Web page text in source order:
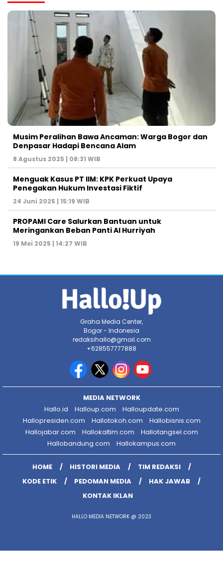
Musim Peralihan Bawa Ancaman: Warga Bogor dan
Denpasar Hadapi Bencana Alam
8 Agustus 2025 | 08:31 WIB
Menguak Kasus PT IIM: KPK Perkuat Upaya
Penegakan Hukum Investasi Fiktif
24 Juni 2025 | 15:19 WIB
PROPAMI Care Salurkan Bantuan untuk
Meringankan Beban Panti Al Hurriyah
19 Mei 2025 | 14:27 WIB
Graha Media Center,
Bogor - Indonesia
redaksihallo@gmail.com
+628557777888
MEDIA NETWORK
Hallo.id
Halloup.com
Halloupdate.com
Hallopresiden.com
Hallotokoh.com
Hallobisnis.com
Hallojabar.com
Hallokaltim.com
Hallotangsel.com
Hallobandung.com
Hallokampus.com
HOME HISTORI MEDIA
TIM REDAKSI
KODE ETIK
PEDOMAN MEDIA
HAK JAWAB
KONTAK IKLAN
HALLO MEDIA NETWORK @ 2023